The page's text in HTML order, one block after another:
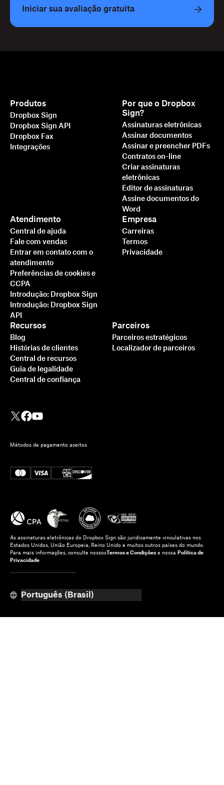
Iniciar sua avaliação gratuita
Produtos
Dropbox Sign
Dropbox Sign API
Dropbox Fax
Integrações
Por que o Dropbox
Sign?
Assinaturas eletrônicas
Assinar documentos
Assinar e preencher PDFs
Contratos on-line
Criar assinaturas
eletrônicas
Editor de assinaturas
Assine documentos do
Word
Atendimento
Central de ajuda
Fale com vendas
Entrar em contato com o
atendimento
Preferências de cookies e
CCPA
Introdução: Dropbox Sign
Introdução: Dropbox Sign
API
Recursos
Blog
Histórias de clientes
Central de recursos
Guia de legalidade
Central de confiança
Parceiros
Parceiros estratégicos
Localizador de parceiros
Empresa
Carreiras
Termos
Privacidade
Métodos de pagamento aceitos
As assinaturas eletrônicas do Dropbox Sign são juridicamente vinculativas nos
Estados Unidos, União Europeia, Reino Unido e muitos outros países do mundo.
Para mais informações, consulte nossos Termos e Condições e nossa Política de
Privacidade